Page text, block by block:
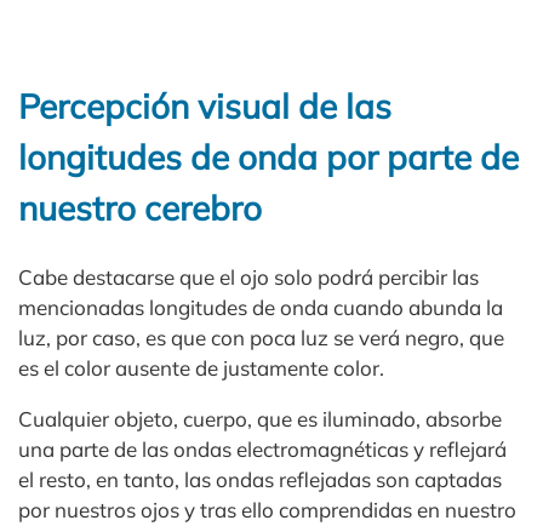
Percepción visual de las
longitudes de onda por parte de
nuestro cerebro
Cabe destacarse que el ojo solo podrá percibir las
mencionadas longitudes de onda cuando abunda la
luz, por caso, es que con poca luz se verá negro, que
es el color ausente de justamente color.
Cualquier objeto, cuerpo, que es iluminado, absorbe
una parte de las ondas electromagnéticas y reflejará
el resto, en tanto, las ondas reflejadas son captadas
por nuestros ojos y tras ello comprendidas en nuestro